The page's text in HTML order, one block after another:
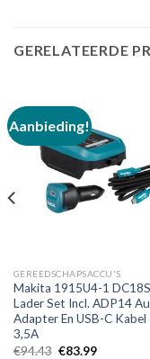
GERELATEERDE
Aanbieding!
GEREEDSCHAPSACCU'S
Makita 1915U4-1
Lader Set Incl. ADP14
Adapter En USB-C Kabel
3,5A
€94.43 Oorspronkelijke
€83.99Huidige